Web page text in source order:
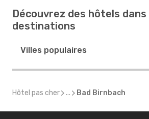
Découvrez des hôtels
destinations
Villes populaires
Hôtel pas cher ... Bad Birnbach